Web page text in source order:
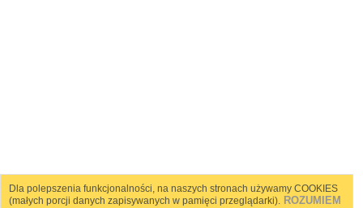
Dla polepszenia funkcjonalności, na naszych stronach używamy COOKIES
(małych porcji danych zapisywanych w pamięci przeglądarki). ROZUMIEM